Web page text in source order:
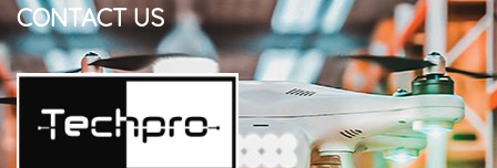
CONTACT US